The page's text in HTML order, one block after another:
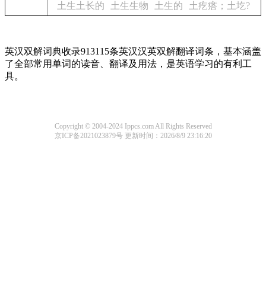
土生土长的
土生生物 土生的 土疙瘩；土圪?
英汉双解词典收录913115条英汉汉英双解翻译词条，基本涵盖
了全部常用单词的读音、翻译及用法，是英语学习的有利工
具。
Copyright © 2004-2024 Ippcs.com All Rights Reserved
京ICP备2021023879号 更新时间：2026/8/9 23:16:20